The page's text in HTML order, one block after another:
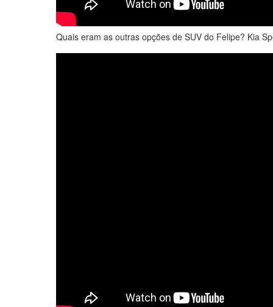
Quais eram as outras opções de SUV do Felipe? Kia